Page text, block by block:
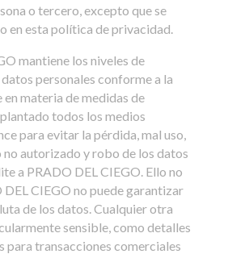
o tercero, excepto que se
en esta política de privacidad.
mantiene los niveles de
personales conforme a la
materia de medidas de
todos los medios
para evitar la pérdida, mal uso,
no autorizado y robo de los datos
a PRADO DEL CIEGO. Ello no
CIEGO no puede garantizar
de los datos. Cualquier otra
sensible, como detalles
para transacciones comerciales